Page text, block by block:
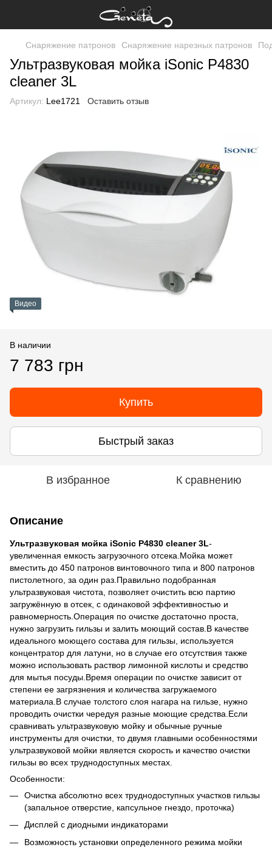
Снаряжение патронов Снаряжение нарезных патронов
Ультразвуковая мойка iSonic P4830
cleaner 3L
Артикул: Lee1721 Оставить отзыв
Видео
В наличии
7 783 грн
Купить
Быстрый заказ
В избранное К сравнению
Описание
Ультразвуковая мойка iSonic P4830 cleaner 3L-
увеличенная емкость загрузочного отсека.Мойка может
вместить до 450 патронов винтовочного типа и 800 патронов
пистолетного, за один раз.Правильно подобранная
ультразвуковая чистота, позволяет очистить всю партию
загружённую в отсек, с одинаковой эффективностью и
равномерность.Операция по очистке достаточно проста,
нужно загрузить гильзы и залить моющий состав.В качестве
идеального моющего состава для гильзы, используется
концентратор для латуни, но в случае его отсутствия также
можно использовать раствор лимонной кислоты и средство
для мытья посуды.Время операции по очистке зависит от
степени ее загрязнения и количества загружаемого
материала.В случае толстого слоя нагара на гильзе, нужно
проводить очистки чередуя разные моющие средства.Если
сравнивать ультразвуковую мойку и обычные ручные
инструменты для очистки, то двумя главными особенностями
ультразвуковой мойки является скорость и качество очистки
гильзы во всех труднодоступных местах.
Особенности:
Очистка абсолютно всех труднодоступных участков гильзы
(запальное отверстие, капсульное гнездо, проточка)
Дисплей с диодными индикаторами
Возможность установки определенного режима мойки